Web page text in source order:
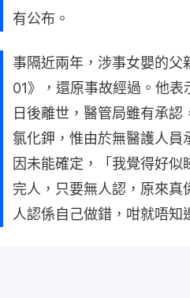
有公布。
事隔近兩年，涉事女嬰的父
01》，還原事故經過。他
日後離世，醫管局雖有承
氯化鉀，惟由於無醫護人員
因未能確定，「我覺得好
完人，只要無人認，原來真
人認係自己做錯，咁就唔知